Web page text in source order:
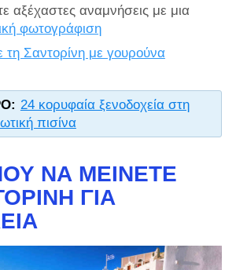
αξέχαστες αναμνήσεις με μια
φωτογράφιση
τη Σαντορίνη με γουρούνα
24 κορυφαία ξενοδοχεία στη
πισίνα
ΝΑ ΜΕΊΝΕΤΕ
ΓΙΑ